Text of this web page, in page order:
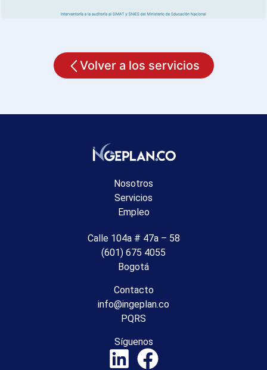
Volver a los servicios
Nosotros
Servicios
Empleo
Calle 104a # 47a – 58
(601) 675 4055
Bogotá
Contacto
info@ingeplan.co
PQRS
Síguenos